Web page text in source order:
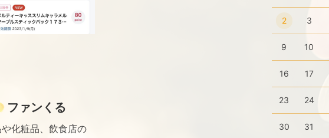
ファンくる
や化粧品、飲食店の
2 3
9 10
16 17
23 24
30 31